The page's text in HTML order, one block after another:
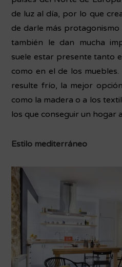
de luz al día, por lo que
de darle más protagonismo
también le dan mucha
suele estar presente tanto
como en el de los
resulte frío, la mejor
como la madera o a los
los que conseguir un hogar
Estilo mediterráneo